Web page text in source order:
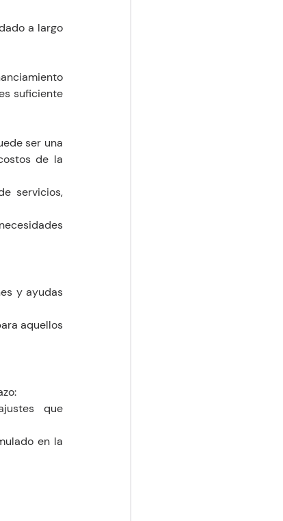
a largo
suficiente
ser una
de la
servicios,
y ayudas
aquellos
que
en la